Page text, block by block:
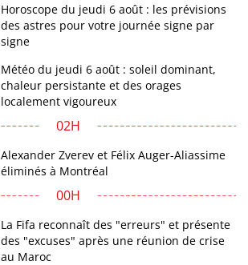
Horoscope du jeudi 6 août : les prévisions
des astres pour votre journée signe par
signe
Météo du jeudi 6 août : soleil dominant,
chaleur persistante et des orages
localement vigoureux
02H
Alexander Zverev et Félix Auger-Aliassime
éliminés à Montréal
00H
La Fifa reconnaît des "erreurs" et présente
des "excuses" après une réunion de crise
au Maroc